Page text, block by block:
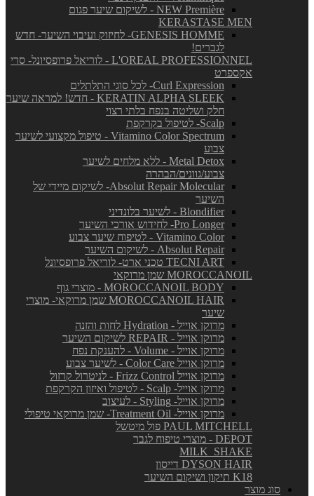
NEW Première - לשיקום שיער פגום
KERASTASE MEN
GENESIS HOMME- לחיזוק ועיבוי השיער- חדש
לגברים!
L'OREAL PROFESSIONNEL - לוריאל פרופסיונל- סרי
אקספרט
Curl Expression- לכל סוגי התלתלים
KERATIN ALPHA SLEEK - חדש! למראה שיער
חלק ושליטה בנפח בלתי רצוי
Scalp- לטיפול בקרקפת
Vitamino Color Spectrum - טיפול מקצועי לשיער
צבוע
Metal Detox - ללא מלחים לשיער
צבוע/גוונים/הבהרה
Absolut Repair Molecular- לשיקום מיידי של
השיער
Blondifier - לשיער בלונדיני
Pro Longer- לחידוש אורכי השיער
Vitamino Color - לטיפוח שיער צבוע
Absolut Repair - לשיקום השיער
TECNI ART טכני ארט- לוריאל פרופסיונל
MOROCCANOIL שמן מרוקאי
MOROCCANOIL BODY - מוצרי גוף
MOROCCANOIL HAIR שמן מרוקאי- מוצרי
שיער
מרוקן אוייל - Hydration לחות והזנה
מרוקן אוייל - REPAIR לשיקום השיער
מרוקן אוייל - Volume - להענקת נפח
מרוקן אוייל Color Care - לשיער צבוע
מרוקן אוייל Frizz Control - לניטרול קרזול
מרוקן אוייל- Scalp - לטיפול ואיזון הקרקפת
מרוקן אוייל- Styling - לעיצוב
מרוקן אוייל- Treatment Oil- שמן מרוקאי טיפולי
PAUL MITCHELL פול מיטשל
DEPOT - מוצרי טיפוח לגבר
MILK_SHAKE
DYSON HAIR דייסון
K18 תיקון ושיקום השיער
סוג מוצר